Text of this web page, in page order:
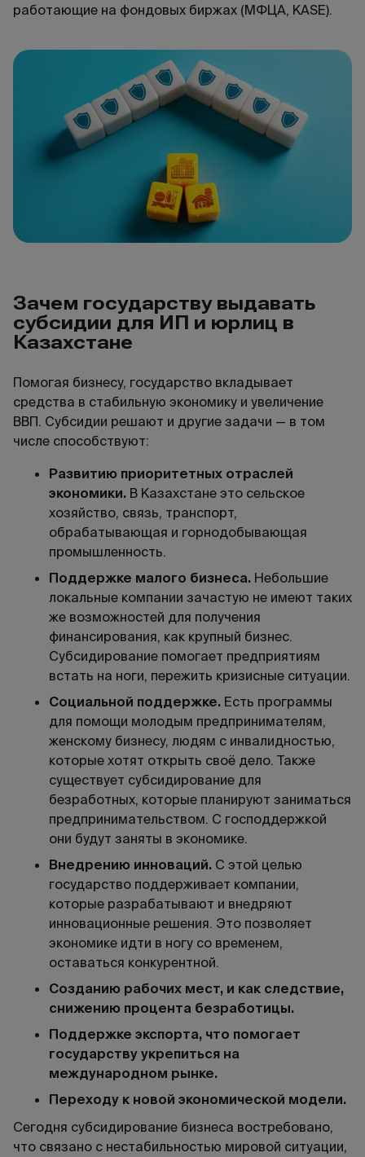
работающие на фондовых биржах (МФЦА, KASE).
Зачем государству выдавать
субсидии для ИП и юрлиц в
Казахстане
Помогая бизнесу, государство вкладывает
средства в стабильную экономику и увеличение
ВВП. Субсидии решают и другие задачи — в том
числе способствуют:
Развитию приоритетных отраслей
экономики. В Казахстане это сельское
хозяйство, связь, транспорт,
обрабатывающая и горнодобывающая
промышленность.
Поддержке малого бизнеса. Небольшие
локальные компании зачастую не имеют таких
же возможностей для получения
финансирования, как крупный бизнес.
Субсидирование помогает предприятиям
встать на ноги, пережить кризисные ситуации.
Социальной поддержке. Есть программы
для помощи молодым предпринимателям,
женскому бизнесу, людям с инвалидностью,
которые хотят открыть своё дело. Также
существует субсидирование для
безработных, которые планируют заниматься
предпринимательством. С господдержкой
они будут заняты в экономике.
Внедрению инноваций. С этой целью
государство поддерживает компании,
которые разрабатывают и внедряют
инновационные решения. Это позволяет
экономике идти в ногу со временем,
оставаться конкурентной.
Созданию рабочих мест, и как следствие,
снижению процента безработицы.
Поддержке экспорта, что помогает
государству укрепиться на
международном рынке.
Переходу к новой экономической модели.
Сегодня субсидирование бизнеса востребовано,
что связано с нестабильностью мировой ситуации,